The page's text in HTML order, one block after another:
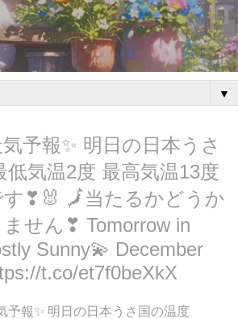
▼
予報✨ 明日の日本うさ
低気温2度 最高気温13度
す❣🐰 🗾当たるかどうか
せん❣ Tomorrow in
Sunny💫 December
t.co/et7f0beXkX
予報✨ 明日の日本うさ国の温度